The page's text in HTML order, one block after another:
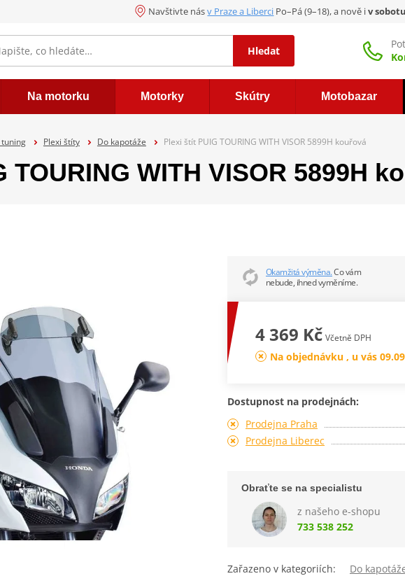
Navštivte násv Praze a Liberci Po–Pá (9–18), a nově iv sobotu
Hledat
Na motorku Motorky Skútry Motobazar
Plexi štíty Do kapotáže Plexi štít PUIG TOURING WITH VISOR 5899H kouřová
TOURING WITH VISOR 5899H
Okamžitá výměna.Co vám
nebude, ihned vyměníme.
4 369 Kč Včetně DPH
Na objednávku , u vás
Dostupnost na prodejnách:
Prodejna Praha
Prodejna Liberec
Obraťte se na specialistu
z našeho e-shopu
733 538 252
Zařazeno v kategoriích: Do